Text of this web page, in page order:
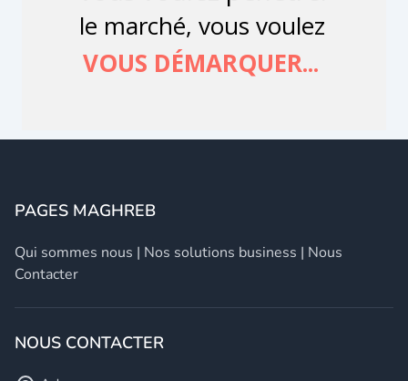
PAGES MAGHREB
Qui sommes nous | Nos solutions business | Nous
Contacter
NOUS CONTACTER